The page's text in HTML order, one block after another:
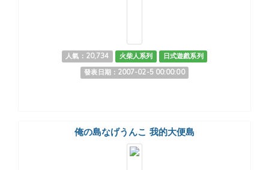
人氣：20,734 火柴人系列
日式遊戲系列
發表日期：2007-02-5 00:00:00
俺の島なげうんこ 我的大便島